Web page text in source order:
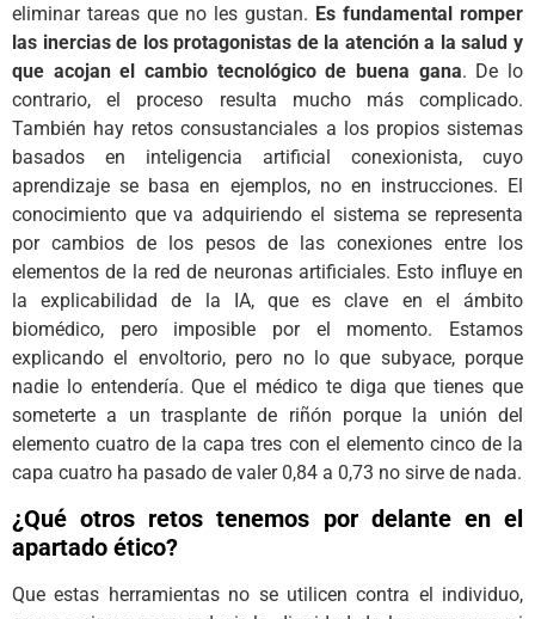
eliminar tareas que no les gustan. Es fundamental romper
las inercias de los protagonistas de la atención a la salud y
que acojan el cambio tecnológico de buena gana. De lo
contrario, el proceso resulta mucho más complicado.
También hay retos consustanciales a los propios sistemas
basados en inteligencia artificial conexionista, cuyo
aprendizaje se basa en ejemplos, no en instrucciones. El
conocimiento que va adquiriendo el sistema se representa
por cambios de los pesos de las conexiones entre los
elementos de la red de neuronas artificiales. Esto influye en
la explicabilidad de la IA, que es clave en el ámbito
biomédico, pero imposible por el momento. Estamos
explicando el envoltorio, pero no lo que subyace, porque
nadie lo entendería. Que el médico te diga que tienes que
someterte a un trasplante de riñón porque la unión del
elemento cuatro de la capa tres con el elemento cinco de la
capa cuatro ha pasado de valer 0,84 a 0,73 no sirve de nada.
¿Qué otros retos tenemos por delante en el
apartado ético?
Que estas herramientas no se utilicen contra el individuo,